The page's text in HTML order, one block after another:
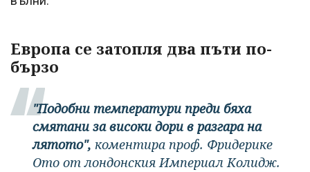
Европа се затопля два пъти по-
бързо
"Подобни температури преди бяха
смятани за високи дори в разгара на
лятото", коментира проф. Фридерике
Ото от лондонския Империал Колидж.